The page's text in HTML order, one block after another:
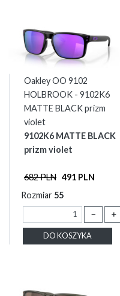
Oakley OO 9102
HOLBROOK - 9102K6
MATTE BLACK prizm
violet
9102K6 MATTE BLACK
prizm violet
682 PLN 491 PLN
Rozmiar 55
－ ＋
DO KOSZYKA